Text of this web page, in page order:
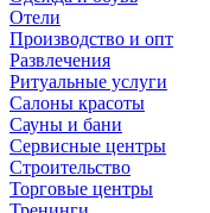
Отели
Производство и опт
Развлечения
Ритуальные услуги
Салоны красоты
Сауны и бани
Сервисные центры
Строительство
Торговые центры